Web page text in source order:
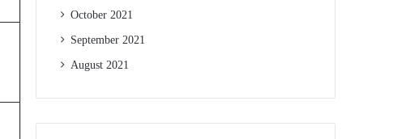
October 2021
September 2021
August 2021